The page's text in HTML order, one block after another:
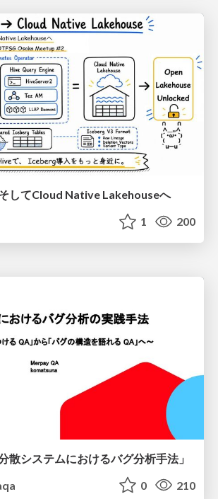
してCloud Native Lakehouseへ
1 200
散システムにおけるバグ分析手法」
0 210